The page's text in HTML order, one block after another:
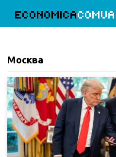
ECONOMICACOMUA
Москва